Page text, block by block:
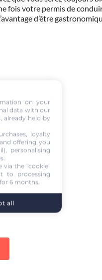
fois votre permis de
d’être
on your
data with our
already held by
loyalty
offering you
personalising
via the "cookie"
to processing
6 months.
all